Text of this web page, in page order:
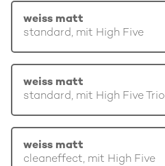
weiss matt
standard, mit High Five
weiss matt
standard, mit High Five Trio
weiss matt
cleaneffect, mit High Five